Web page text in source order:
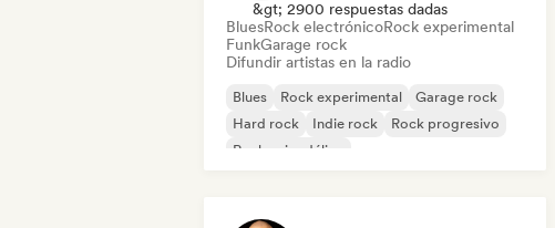
&gt; 2900 respuestas dadas
BluesRock electrónicoRock experimental
FunkGarage rock
Difundir artistas en la radio
Blues Rock experimental
Garage rock
Hard rock
Indie rock
Rock progresivo
Rock psicodélico